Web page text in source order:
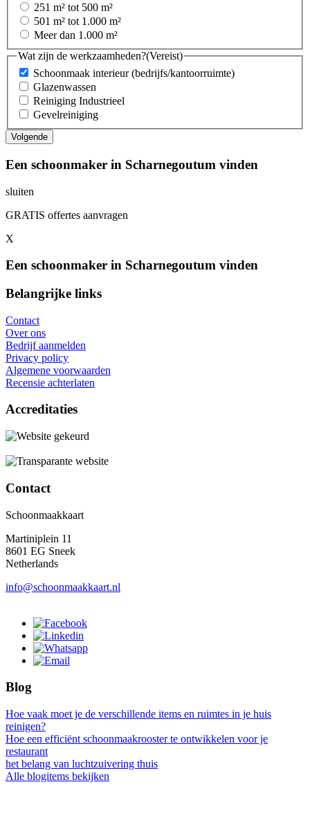
251 m² tot 500 m²
501 m² tot 1.000 m²
Meer dan 1.000 m²
Wat zijn de werkzaamheden?(Vereist)
Schoonmaak interieur (bedrijfs/kantoorruimte)
Glazenwassen
Reiniging Industrieel
Gevelreiniging
Een schoonmaker in Scharnegoutum vinden
sluiten
GRATIS offertes aanvragen
X
Een schoonmaker in Scharnegoutum vinden
Belangrijke links
Contact
Over ons
Bedrijf aanmelden
Privacy policy
Algemene voorwaarden
Recensie achterlaten
Accreditaties
Contact
Schoonmaakkaart
Martiniplein 11
8601 EG Sneek
Netherlands
info@schoonmaakkaart.nl
Blog
Hoe vaak moet je de verschillende items en ruimtes in je huis
reinigen?
Hoe een efficiënt schoonmaakrooster te ontwikkelen voor je
restaurant
het belang van luchtzuivering thuis
Alle blogitems bekijken